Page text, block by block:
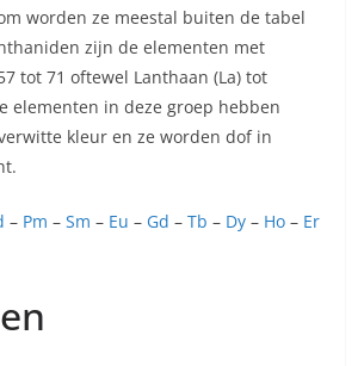
worden ze meestal buiten de tabel
zijn de elementen met
tot 71 oftewel Lanthaan (La) tot
elementen in deze groep hebben
kleur en ze worden dof in
– Pm – Sm – Eu – Gd – Tb – Dy – Ho – Er